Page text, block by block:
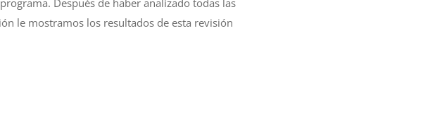
Después de haber analizado todas las
le mostramos los resultados de esta revisión